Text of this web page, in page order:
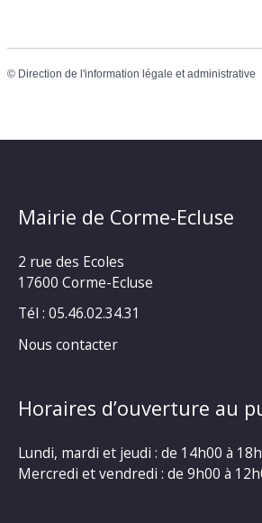
© Direction de l'information légale et administrative
Mairie de Corme-Ecluse
2 rue des Ecoles
17600 Corme-Ecluse
Tél : 05.46.02.34.31
Nous contacter
Horaires d’ouverture au
Lundi, mardi et jeudi : de 14h00 à
Mercredi et vendredi : de 9h00 à